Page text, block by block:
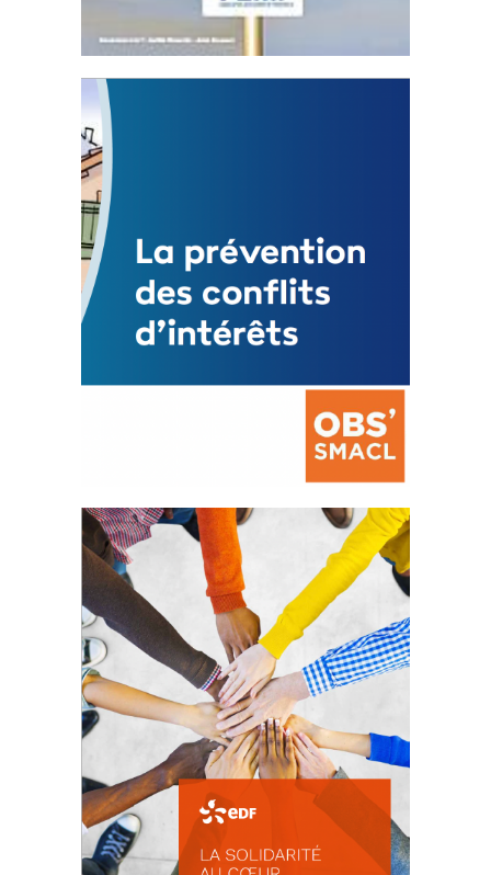
Statut de l’élu local
3 avril 2024
Mise à jour avril 2024
FEUILLETER
La prévention des conflits
d’intérêts
18 septembre 2023
FEUILLETER